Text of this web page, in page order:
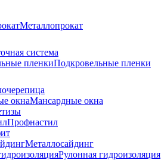
Металлопрокат
система
Подкровельные пленки
Мансардные окна
Профнастил
Металлосайдинг
Рулонная гидроизоляция